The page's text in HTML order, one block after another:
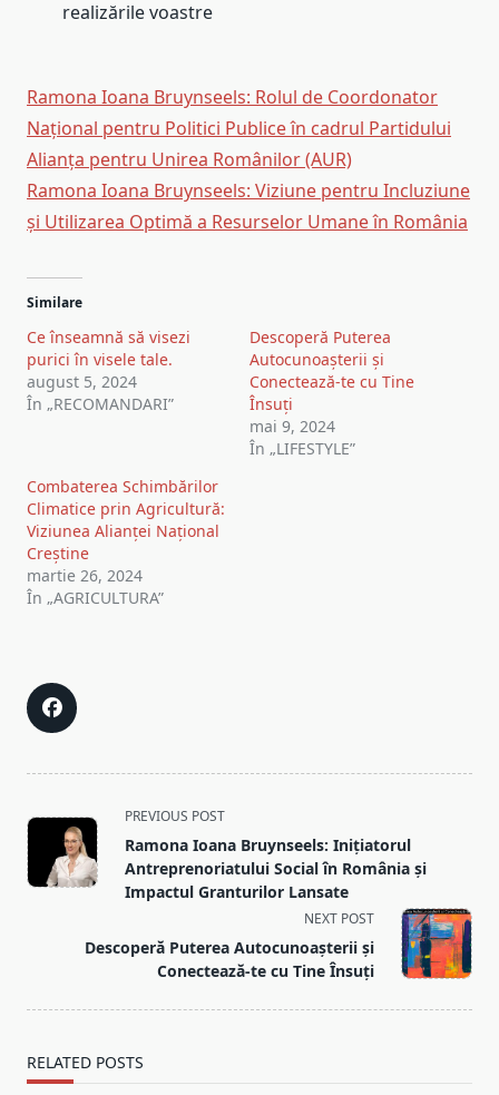
realizările voastre
Ramona Ioana Bruynseels: Rolul de Coordonator
Național pentru Politici Publice în cadrul Partidului
Alianța pentru Unirea Românilor (AUR)
Ramona Ioana Bruynseels: Viziune pentru Incluziune
și Utilizarea Optimă a Resurselor Umane în România
Similare
Ce înseamnă să visezi
purici în visele tale.
august 5, 2024
În „RECOMANDARI”
Descoperă Puterea
Autocunoașterii și
Conectează-te cu Tine
Însuți
mai 9, 2024
În „LIFESTYLE”
Combaterea Schimbărilor
Climatice prin Agricultură:
Viziunea Alianței Național
Creștine
martie 26, 2024
În „AGRICULTURA”
<span
class="nav-
subtitle
screen-
text">Page</span>
PREVIOUS POST
Ramona Ioana Bruynseels: Inițiatorul
Antreprenoriatului Social în România și
Impactul Granturilor Lansate
NEXT POST
Descoperă Puterea Autocunoașterii și
Conectează-te cu Tine Însuți
RELATED POSTS